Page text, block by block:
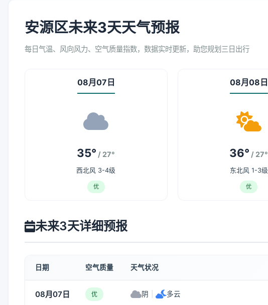
安源区未来3天天气预报
每日气温、风向风力、空气质量指数，数据实时更新，助您规划三日出行
08月07日
35° / 27°
西北风 3-4级
优
08月08日
36° / 27°
东北风 1-3级
优
未来3天详细预报
日期 空气质量 天气状况
08月07日 优 阴 多云